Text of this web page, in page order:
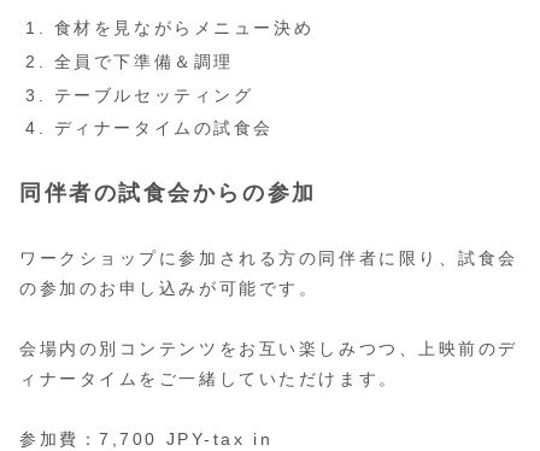
食材を見ながらメニュー決め
全員で下準備＆調理
テーブルセッティング
ディナータイムの試食会
同伴者の試食会からの参加
ワークショップに参加される方の同伴者に限り、試食会
の参加のお申し込みが可能です。
会場内の別コンテンツをお互い楽しみつつ、上映前のデ
ィナータイムをご一緒していただけます。
参加費：7,700 JPY-tax in